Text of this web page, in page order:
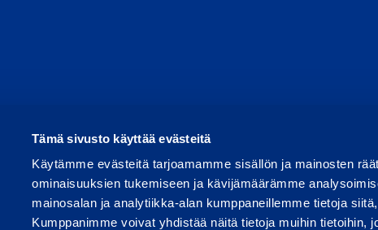
Tämä sivusto käyttää evästeitä
Käytämme evästeitä tarjoamamme sisällön ja mainosten
ominaisuuksien tukemiseen ja kävijämäärämme
mainosalan ja analytiikka-alan kumppaneillemme tietoja
Kumppanimme voivat yhdistää näitä tietoja muihin tietoihin,
Användarvillkor Integritets Rapportera missbruk